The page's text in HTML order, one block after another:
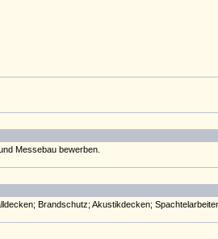
Messebau bewerben.
Brandschutz; Akustikdecken;